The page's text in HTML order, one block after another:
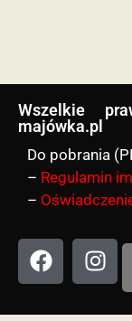
Wszelkie
majówka.pl​
Do pobrania
– Regulamin
–